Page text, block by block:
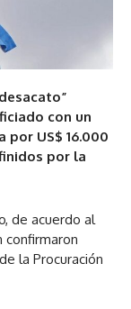
con un
US$ 16.000
por la
de acuerdo al
confirmaron
la Procuración